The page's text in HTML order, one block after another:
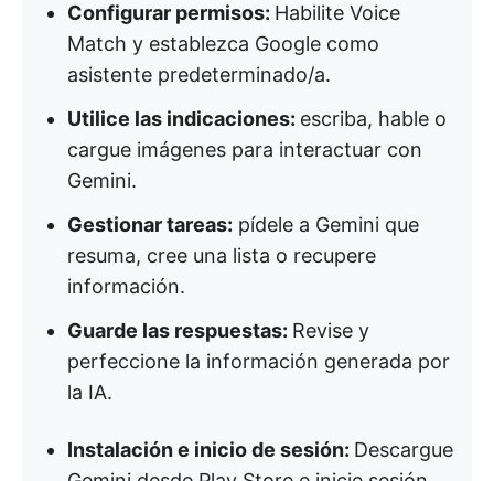
Configurar permisos: Habilite Voice
Match y establezca Google como
asistente predeterminado/a.
Utilice las indicaciones: escriba, hable o
cargue imágenes para interactuar con
Gemini.
Gestionar tareas: pídele a Gemini que
resuma, cree una lista o recupere
información.
Guarde las respuestas: Revise y
perfeccione la información generada por
la IA.
Instalación e inicio de sesión: Descargue